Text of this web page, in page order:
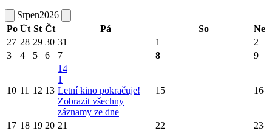
Srpen2026
Po Út St Čt Pá So
Ne
27 28 29 30 31 1
2
3
4 5 6 7 8 9
10 11 12 13
14
1
Letní kino pokračuje!
Zobrazit všechny
záznamy ze dne
15 16
17 18 19 20 21 22 23